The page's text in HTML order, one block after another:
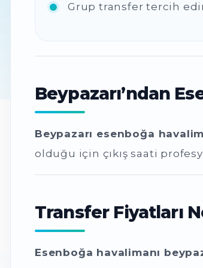
Grup transfer tercih
Beypazarı’ndan
Beypazarı esenboğa
olduğu için çıkış saati
Transfer Fiyatları
Esenboğa havalimanı